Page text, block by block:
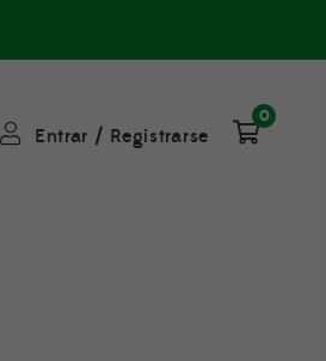
Entrar / Registrarse
0